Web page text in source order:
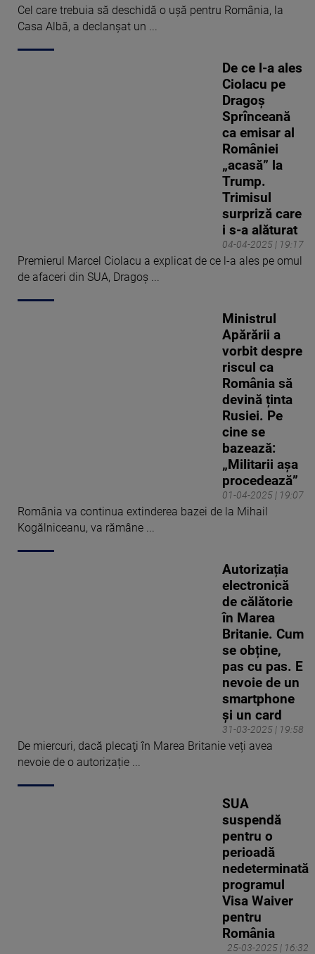
Cel care trebuia să deschidă o ușă pentru România, la
Casa Albă, a declanșat un ...
04-04-2025 | 19:17
De ce l-a ales
Ciolacu pe
Dragoș
Sprînceană
ca emisar al
României
„acasă” la
Trump.
Trimisul
surpriză care
i s-a alăturat
Premierul Marcel Ciolacu a explicat de ce l-a ales pe omul
de afaceri din SUA, Dragoş ...
01-04-2025 | 19:07
Ministrul
Apărării a
vorbit despre
riscul ca
România să
devină ținta
Rusiei. Pe
cine se
bazează:
„Militarii așa
procedează”
România va continua extinderea bazei de la Mihail
Kogălniceanu, va rămâne ...
31-03-2025 | 19:58
Autorizația
electronică
de călătorie
în Marea
Britanie. Cum
se obține,
pas cu pas. E
nevoie de un
smartphone
și un card
De miercuri, dacă plecaţi în Marea Britanie veți avea
nevoie de o autorizație ...
25-03-2025 | 16:32
SUA
suspendă
pentru o
perioadă
nedeterminată
programul
Visa Waiver
pentru
România